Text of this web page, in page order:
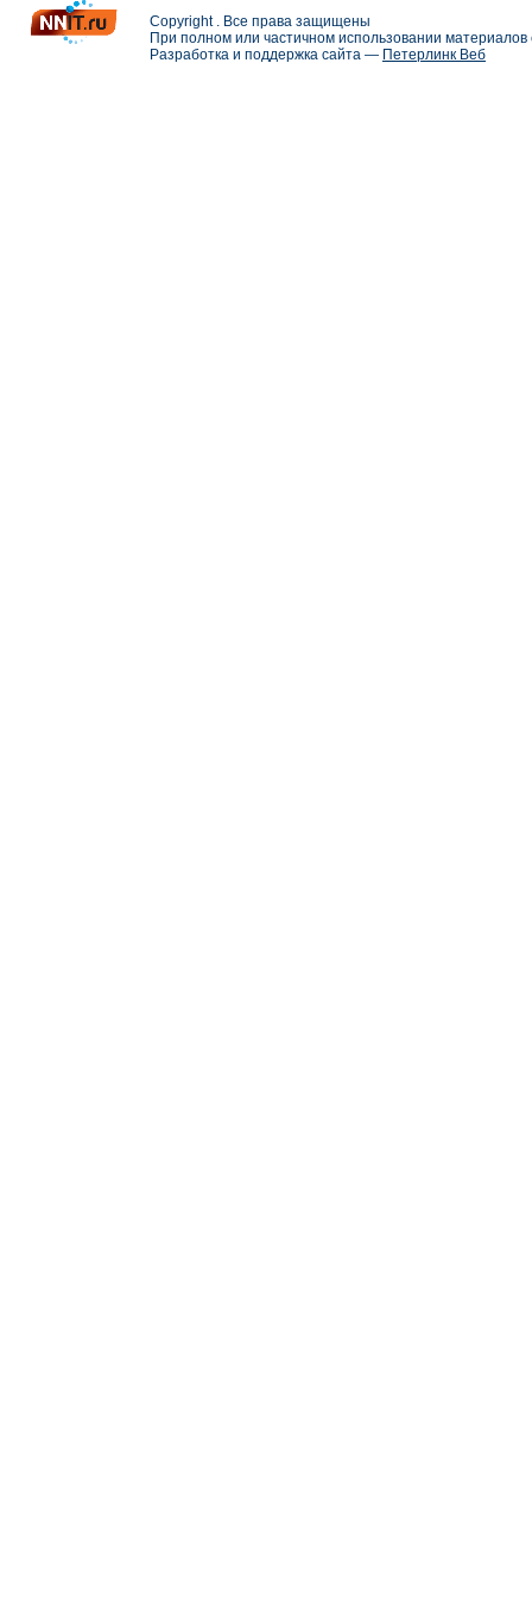
Copyright . Все права защищены
При полном или частичном использовании
Разработка и поддержка сайта — Петерлинк Веб